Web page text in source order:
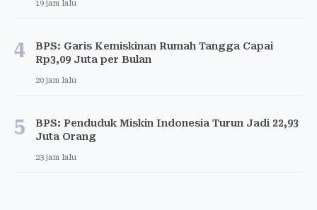
19 jam lalu
4
BPS: Garis Kemiskinan Rumah Tangga Capai
Rp3,09 Juta per Bulan
20 jam lalu
5
BPS: Penduduk Miskin Indonesia Turun Jadi 22,93
Juta Orang
23 jam lalu